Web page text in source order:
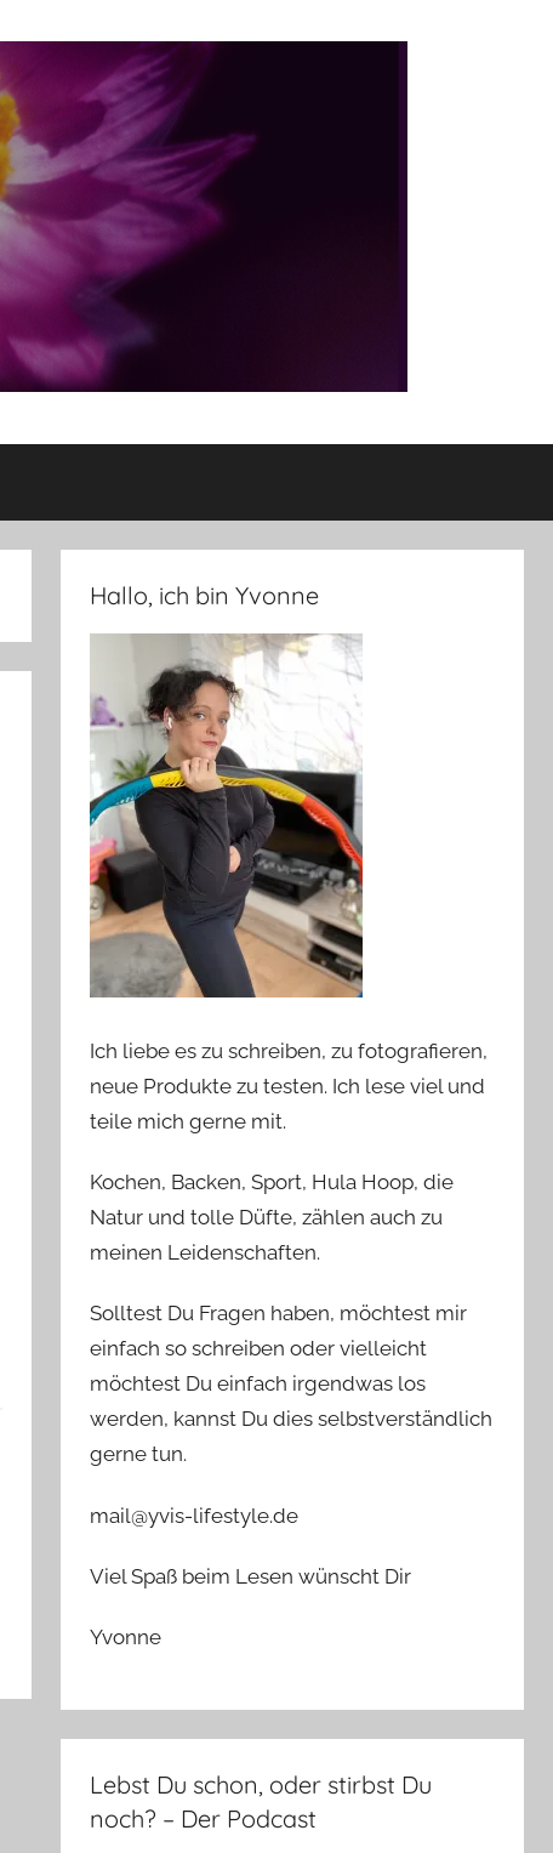
Hallo, ich bin Yvonne
Ich liebe es zu schreiben, zu fotografieren,
neue Produkte zu testen. Ich lese viel und
teile mich gerne mit.
Kochen, Backen, Sport, Hula Hoop, die
Natur und tolle Düfte, zählen auch zu
meinen Leidenschaften.
Solltest Du Fragen haben, möchtest mir
einfach so schreiben oder vielleicht
möchtest Du einfach irgendwas los
werden, kannst Du dies selbstverständlich
gerne tun.
mail@yvis-lifestyle.de
Viel Spaß beim Lesen wünscht Dir
Yvonne
Lebst Du schon, oder stirbst Du
noch? – Der Podcast